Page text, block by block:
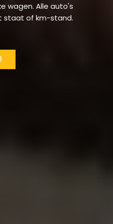
wagen. Alle auto's
staat of km-stand.